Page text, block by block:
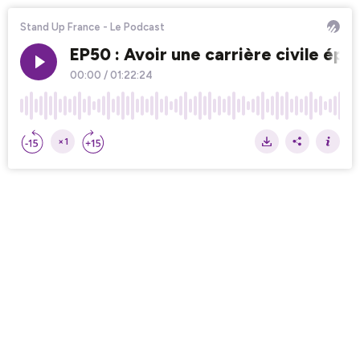
Stand Up France - Le Podcast
EP50 : Avoir une carrière civile
00:00 / 01:22:24
×1